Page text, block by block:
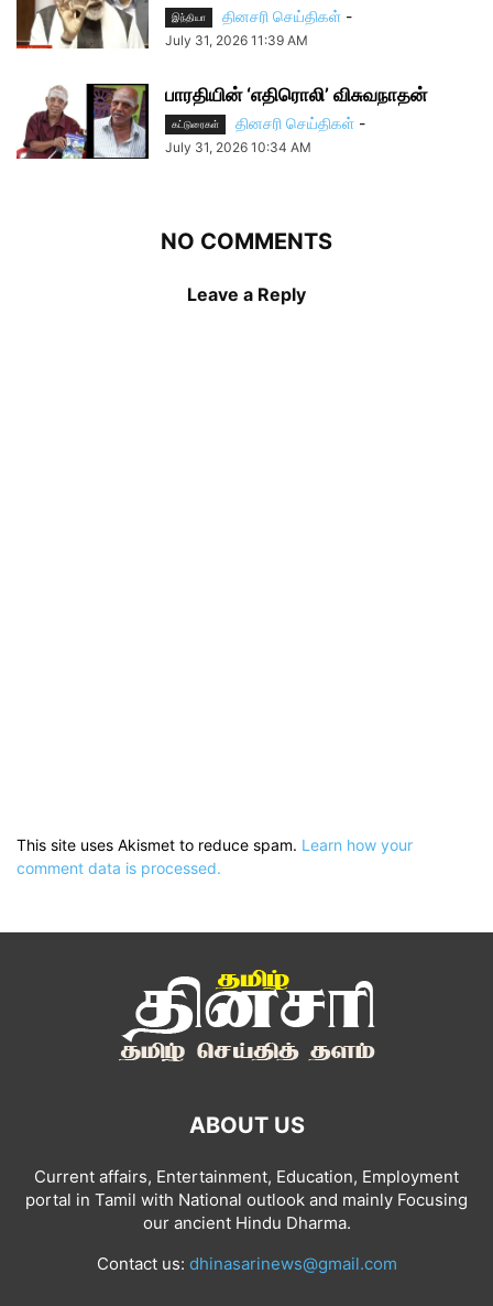
இந்தியா தினசரி செய்திகள் -
July 31, 2026 11:39 AM
பாரதியின் ‘எதிரொலி’ விசுவநாதன்
கட்டுரைகள் தினசரி செய்திகள் -
July 31, 2026 10:34 AM
NO COMMENTS
Leave a Reply
This site uses Akismet to reduce spam. Learn how your
comment data is processed.
ABOUT US
Current affairs, Entertainment, Education, Employment
portal in Tamil with National outlook and mainly Focusing
our ancient Hindu Dharma.
Contact us: dhinasarinews@gmail.com